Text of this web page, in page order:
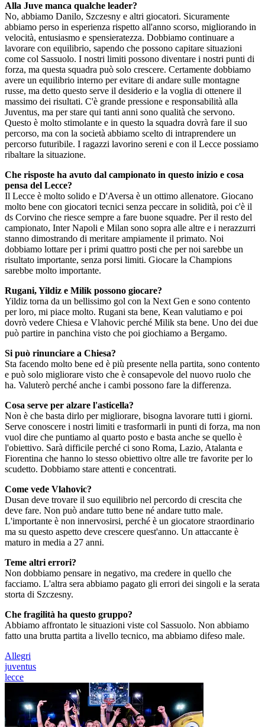
Alla Juve manca qualche leader?
No, abbiamo Danilo, Szczesny e altri giocatori. Sicuramente
abbiamo perso in esperienza rispetto all'anno scorso, migliorando in
velocità, entusiasmo e spensieratezza. Dobbiamo continuare a
lavorare con equilibrio, sapendo che possono capitare situazioni
come col Sassuolo. I nostri limiti possono diventare i nostri punti di
forza, ma questa squadra può solo crescere. Certamente dobbiamo
avere un equilibrio interno per evitare di andare sulle montagne
russe, ma detto questo serve il desiderio e la voglia di ottenere il
massimo dei risultati. C'è grande pressione e responsabilità alla
Juventus, ma per stare qui tanti anni sono qualità che servono.
Questo è molto stimolante e in questo la squadra dovrà fare il suo
percorso, ma con la società abbiamo scelto di intraprendere un
percorso futuribile. I ragazzi lavorino sereni e con il Lecce possiamo
ribaltare la situazione.
Che risposte ha avuto dal campionato in questo inizio e cosa
pensa del Lecce?
Il Lecce è molto solido e D'Aversa è un ottimo allenatore. Giocano
molto bene con giocatori tecnici senza peccare in solidità, poi c'è il
ds Corvino che riesce sempre a fare buone squadre. Per il resto del
campionato, Inter Napoli e Milan sono sopra alle altre e i nerazzurri
stanno dimostrando di meritare ampiamente il primato. Noi
dobbiamo lottare per i primi quattro posti che per noi sarebbe un
risultato importante, senza porsi limiti. Giocare la Champions
sarebbe molto importante.
Rugani, Yildiz e Milik possono giocare?
Yildiz torna da un bellissimo gol con la Next Gen e sono contento
per loro, mi piace molto. Rugani sta bene, Kean valutiamo e poi
dovrò vedere Chiesa e Vlahovic perché Milik sta bene. Uno dei due
può partire in panchina visto che poi giochiamo a Bergamo.
Si può rinunciare a Chiesa?
Sta facendo molto bene ed è più presente nella partita, sono contento
e può solo migliorare visto che è consapevole del nuovo ruolo che
ha. Valuterò perché anche i cambi possono fare la differenza.
Cosa serve per alzare l'asticella?
Non è che basta dirlo per migliorare, bisogna lavorare tutti i giorni.
Serve conoscere i nostri limiti e trasformarli in punti di forza, ma non
vuol dire che puntiamo al quarto posto e basta anche se quello è
l'obiettivo. Sarà difficile perché ci sono Roma, Lazio, Atalanta e
Fiorentina che hanno lo stesso obiettivo oltre alle tre favorite per lo
scudetto. Dobbiamo stare attenti e concentrati.
Come vede Vlahovic?
Dusan deve trovare il suo equilibrio nel percordo di crescita che
deve fare. Non può andare tutto bene né andare tutto male.
L'importante è non innervosirsi, perché è un giocatore straordinario
ma su questo aspetto deve crescere quest'anno. Un attaccante è
maturo in media a 27 anni.
Teme altri errori?
Non dobbiamo pensare in negativo, ma credere in quello che
facciamo. L'altra sera abbiamo pagato gli errori dei singoli e la serata
storta di Szczesny.
Che fragilità ha questo gruppo?
Abbiamo affrontato le situazioni viste col Sassuolo. Non abbiamo
fatto una brutta partita a livello tecnico, ma abbiamo difeso male.
Allegri
juventus
lecce